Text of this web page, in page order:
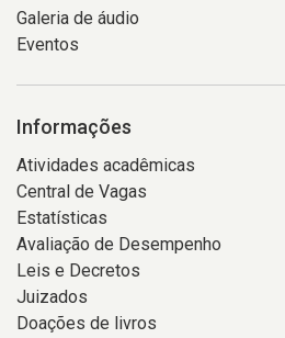
Galeria de áudio
Eventos
Informações
Atividades acadêmicas
Central de Vagas
Estatísticas
Avaliação de Desempenho
Leis e Decretos
Juizados
Doações de livros